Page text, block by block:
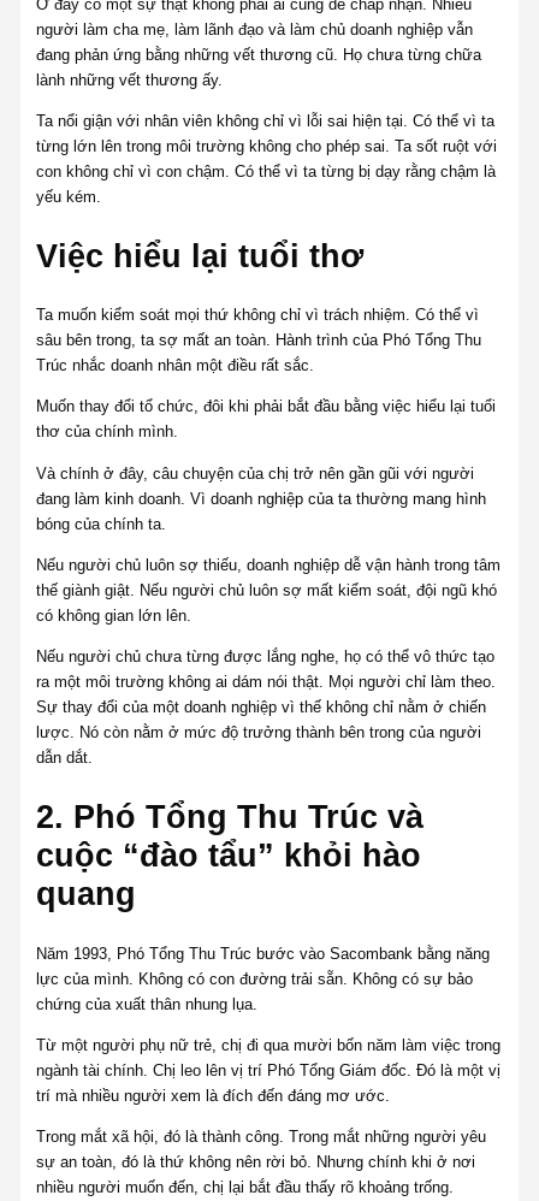
Ở đây có một sự thật không phải ai cũng dễ chấp nhận. Nhiều
người làm cha mẹ, làm lãnh đạo và làm chủ doanh nghiệp vẫn
đang phản ứng bằng những vết thương cũ. Họ chưa từng chữa
lành những vết thương ấy.
Ta nổi giận với nhân viên không chỉ vì lỗi sai hiện tại. Có thể vì ta
từng lớn lên trong môi trường không cho phép sai. Ta sốt ruột với
con không chỉ vì con chậm. Có thể vì ta từng bị dạy rằng chậm là
yếu kém.
Việc hiểu lại tuổi thơ
Ta muốn kiểm soát mọi thứ không chỉ vì trách nhiệm. Có thể vì
sâu bên trong, ta sợ mất an toàn. Hành trình của Phó Tổng Thu
Trúc nhắc doanh nhân một điều rất sắc.
Muốn thay đổi tổ chức, đôi khi phải bắt đầu bằng việc hiểu lại tuổi
thơ của chính mình.
Và chính ở đây, câu chuyện của chị trở nên gần gũi với người
đang làm kinh doanh. Vì doanh nghiệp của ta thường mang hình
bóng của chính ta.
Nếu người chủ luôn sợ thiếu, doanh nghiệp dễ vận hành trong tâm
thế giành giật. Nếu người chủ luôn sợ mất kiểm soát, đội ngũ khó
có không gian lớn lên.
Nếu người chủ chưa từng được lắng nghe, họ có thể vô thức tạo
ra một môi trường không ai dám nói thật. Mọi người chỉ làm theo.
Sự thay đổi của một doanh nghiệp vì thế không chỉ nằm ở chiến
lược. Nó còn nằm ở mức độ trưởng thành bên trong của người
dẫn dắt.
2. Phó Tổng Thu Trúc và
cuộc “đào tẩu” khỏi hào
quang
Năm 1993, Phó Tổng Thu Trúc bước vào Sacombank bằng năng
lực của mình. Không có con đường trải sẵn. Không có sự bảo
chứng của xuất thân nhung lụa.
Từ một người phụ nữ trẻ, chị đi qua mười bốn năm làm việc trong
ngành tài chính. Chị leo lên vị trí Phó Tổng Giám đốc. Đó là một vị
trí mà nhiều người xem là đích đến đáng mơ ước.
Trong mắt xã hội, đó là thành công. Trong mắt những người yêu
sự an toàn, đó là thứ không nên rời bỏ. Nhưng chính khi ở nơi
nhiều người muốn đến, chị lại bắt đầu thấy rõ khoảng trống.